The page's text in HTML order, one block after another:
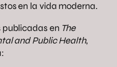
en la vida moderna.
publicadas en The
and Public Health,